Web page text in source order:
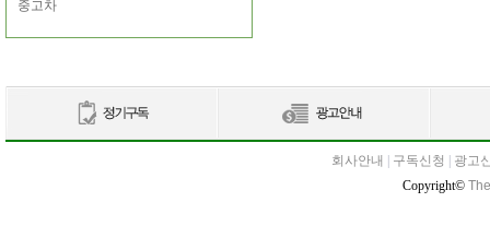
중고차
회사안내 구독신청
광고
Copyright©